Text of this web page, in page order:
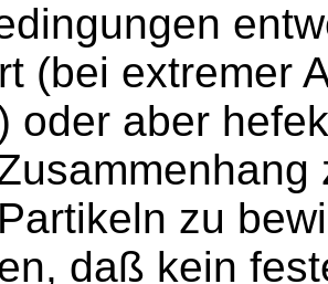
(bei extremer
oder aber
zu
daß kein